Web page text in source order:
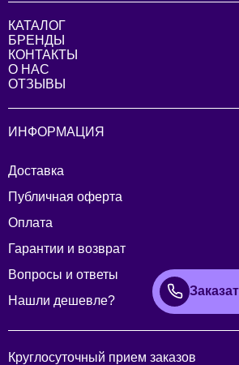
КАТАЛОГ
БРЕНДЫ
КОНТАКТЫ
О НАС
ОТЗЫВЫ
ИНФОРМАЦИЯ
Доставка
Публичная оферта
Оплата
Гарантии и возврат
Вопросы и ответы
Нашли дешевле?
Круглосуточный прием заказов